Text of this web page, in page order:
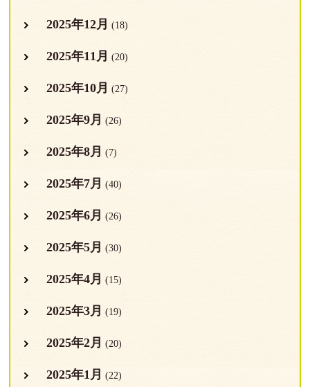
2025年12月 (18)
2025年11月 (20)
2025年10月 (27)
2025年9月 (26)
2025年8月 (7)
2025年7月 (40)
2025年6月 (26)
2025年5月 (30)
2025年4月 (15)
2025年3月 (19)
2025年2月 (20)
2025年1月 (22)